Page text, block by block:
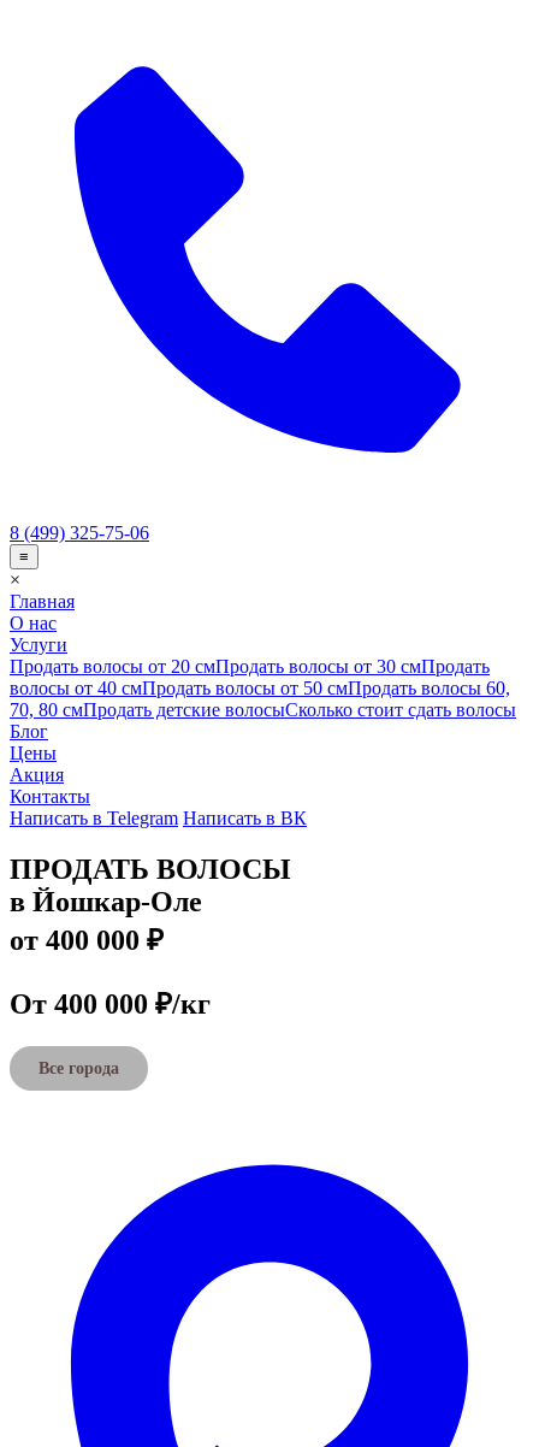
8 (499) 325-75-06
≡
×
Главная
О нас
Услуги
Продать волосы от 20 смПродать волосы от 30 смПродать
волосы от 40 смПродать волосы от 50 смПродать волосы 60,
70, 80 смПродать детские волосыСколько стоит сдать волосы
Блог
Цены
Акция
Контакты
Написать в Telegram Написать в ВК
ПРОДАТЬ ВОЛОСЫ
в Йошкар-Оле
от 400 000 ₽
От 400 000 ₽/кг
Все города